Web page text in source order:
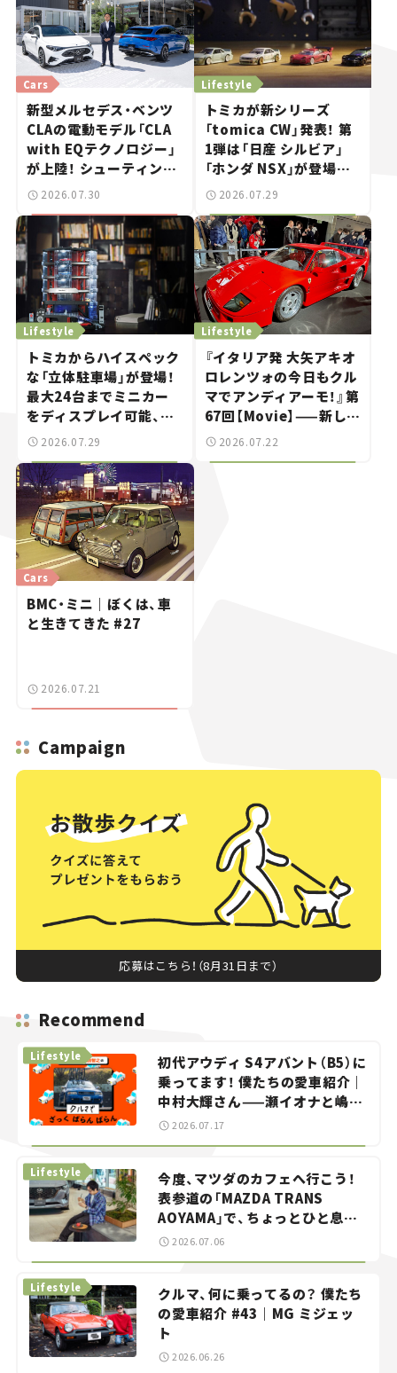
Cars
新型メルセデス・ベンツ
CLAの電動モデル「CLA
with EQテクノロジー」
が上陸！ シューティング
ブレークも発売【新車ニ
2026.07.30
Lifestyle
トミカが新シリーズ
「tomica CW」発表！ 第
1弾は「日産 シルビア」
「ホンダ NSX」が登場。
世界が注目す
とホビー】
2026.07.29
Lifestyle
トミカからハイスペック
な「立体駐車場」が登場！
最大24台までミニカー
をディスプレイ可能、特
別な「日産 GT-R
とホビー】
2026.07.29
Lifestyle
『イタリア発 大矢アキオ
ロレンツォの今日もクル
マでアンディアーモ！』第
67回【Movie】——新しい
スーパーカーショーで起
2026.07.22
Cars
BMC・ミニ｜ぼくは、車
と生きてきた #27
2026.07.21
Campaign
応募はこちら！（8月31日まで）
Recommend
初代アウディ S4アバント（B5）に
乗ってます！ 僕たちの愛車紹介｜
中村大輝さん——瀬イオナと嶋田
智之の「クルマでざっくばらんば
らん！」＃20
Lifestyle
2026.07.17
今度、マツダのカフェへ行こう！
表参道の「MAZDA TRANS
AOYAMA」で、ちょっとひと息。
——連載｜CCGとクルマでどうす
Lifestyle
2026.07.06
クルマ、何に乗ってるの？ 僕たち
の愛車紹介 #43｜MG ミジェッ
ト
Lifestyle
2026.06.26